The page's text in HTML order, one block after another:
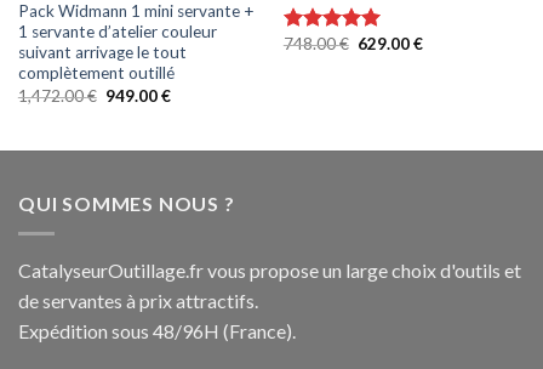
Pack Widmann 1 mini servante +
1 servante d’atelier couleur
suivant arrivage le tout
complètement outillé
1,472.00€ 949.00€
Note5.00
748.00€ 629.00€
QUI SOMMES NOUS ?
CatalyseurOutillage.fr vous propose un large choix d'outils et
de servantes à prix attractifs.
Expédition sous 48/96H (France).